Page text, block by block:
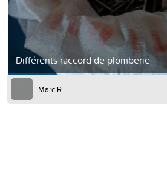
Différents raccord de plomberie
Marc R